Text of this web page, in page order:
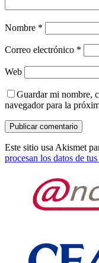
Nombre *
Correo electrónico *
Web
Guardar mi nombre,
navegador para la
Este sitio usa Akismet
procesan los datos de